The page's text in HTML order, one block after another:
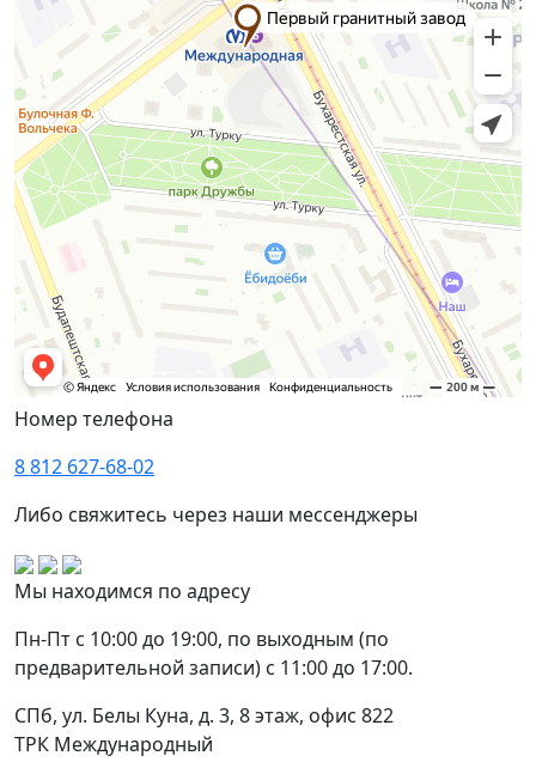
Номер телефона
8 812 627-68-02
Либо свяжитесь через наши мессенджеры
Мы находимся по адресу
Пн-Пт с 10:00 до 19:00, по выходным (по
предварительной записи) с 11:00 до 17:00.
СПб, ул. Белы Куна, д. 3, 8 этаж, офис 822
ТРК Международный